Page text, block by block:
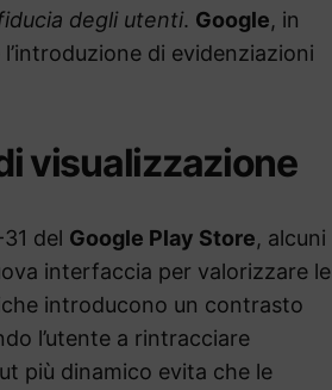
degli utenti. Google, in
di evidenziazioni
visualizzazione
del Google Play Store, alcuni
interfaccia per valorizzare le
introducono un contrasto
l’utente a rintracciare
più dinamico evita che le